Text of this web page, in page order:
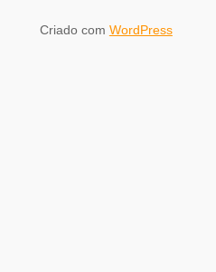
Criado com WordPress